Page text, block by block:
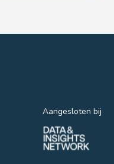
Aangesloten bij